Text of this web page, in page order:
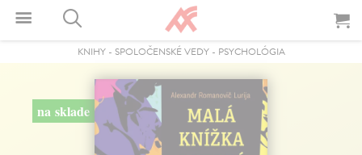
KNIHY- SPOLOČENSKÉ VEDY- PSYCHOLÓGIA
na sklade